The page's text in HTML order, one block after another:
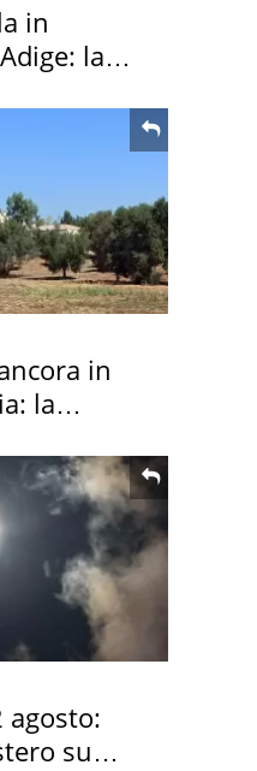
in
la
in
la
agosto:
su